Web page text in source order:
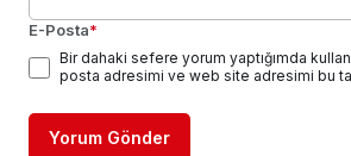
E-Posta*
Bir dahaki sefere yorum yaptığımda
posta adresimi ve web site adresimi bu
Yorum Gönder